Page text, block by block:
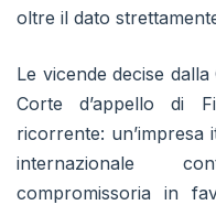
oltre il dato
Le vicende decise
Corte d’appello di
ricorrente:
internazionale
compromissoria in